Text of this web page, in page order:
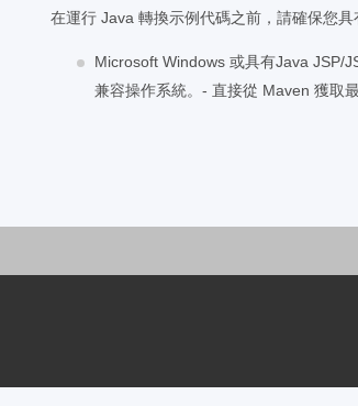
在運行 Java 轉換示例代碼之前，請確保您具
Microsoft Windows 或具有Java JSP/
兼容操作系統。- 直接從 Maven 獲取